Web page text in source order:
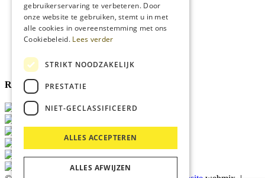
Home
Klantenservice
Over ons
Blog
Cookies
Reviewmerk
gebruikerservaring te verbeteren. Door
onze website te gebruiken, stemt u in met
alle cookies in overeenstemming met ons
Cookiebeleid. Lees verder
STRIKT NOODZAKELIJK
PRESTATIE
NIET-GECLASSIFICEERD
ALLES ACCEPTEREN
ALLES AFWIJZEN